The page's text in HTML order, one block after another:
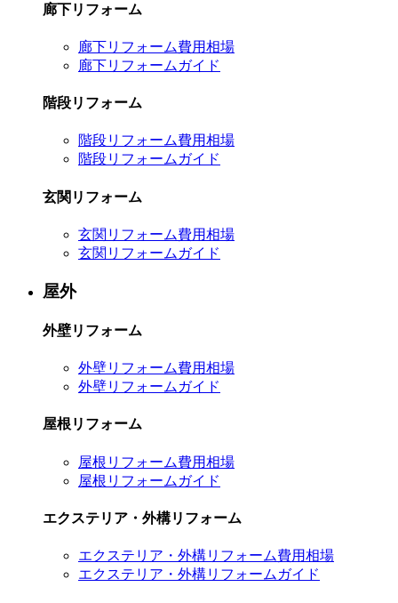
廊下リフォーム
廊下リフォーム費用相場
廊下リフォームガイド
階段リフォーム
階段リフォーム費用相場
階段リフォームガイド
玄関リフォーム
玄関リフォーム費用相場
玄関リフォームガイド
屋外
外壁リフォーム
外壁リフォーム費用相場
外壁リフォームガイド
屋根リフォーム
屋根リフォーム費用相場
屋根リフォームガイド
エクステリア・外構リフォーム
エクステリア・外構リフォーム費用相場
エクステリア・外構リフォームガイド